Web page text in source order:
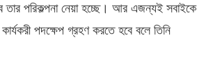
তার পরিকল্পনা নেয়া হচ্ছে। আর এজন্যই সবাইকে
পদক্ষেপ গ্রহণ করতে হবে বলে তিনি